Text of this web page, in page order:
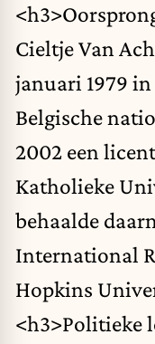
Cieltje Van
januari 1979 in
Belgische
2002 een
Katholieke
behaalde
International
Hopkins
<h3>Politieke